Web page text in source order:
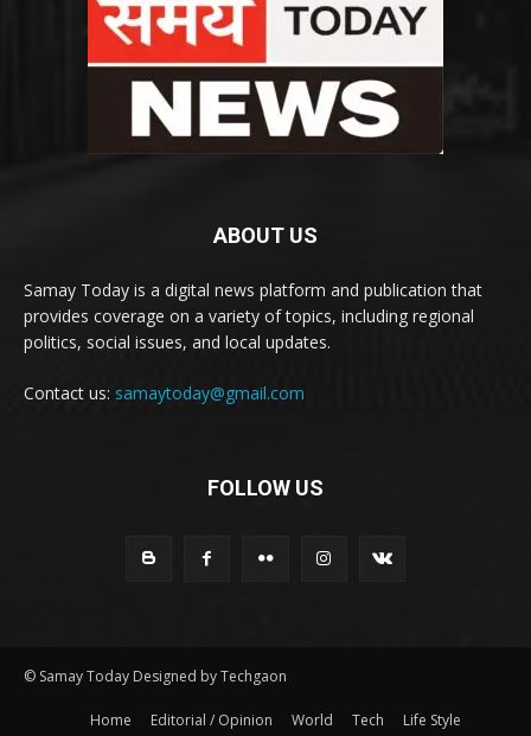
ABOUT US
Samay Today is a digital news platform and publication that
provides coverage on a variety of topics, including regional
politics, social issues, and local updates.
Contact us: samaytoday@gmail.com
FOLLOW US
© Samay Today Designed by Techgaon
Home Editorial / Opinion World Tech Life Style